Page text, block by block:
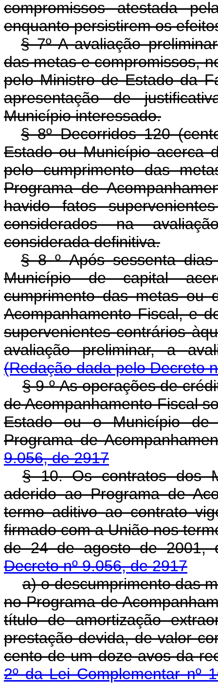
compromissos atestada
enquanto persistirem os
§ 7º A avaliação
das metas e compromissos,
pelo Ministro de Estado da
apresentação de
Município interessado.
§ 8º Decorridos 120
Estado ou Município acerca
pelo cumprimento das
Programa de
havido fatos
considerados na
considerada definitiva.
§ 8ºApós sessenta
Município de capital
cumprimento das metas ou
Acompanhamento Fiscal, e
supervenientes contrários
avaliação preliminar, a
(Redação dada pelo Decreto
§ 9ºAs operações de
de Acompanhamento Fiscal
Estado ou o Município de
Programa de
9.056, de 2917
§ 10. Os contratos dos
aderido ao Programa de
termo aditivo ao contrato
firmado com a União nos
de 24 de agosto de 2001,
Decreto nº 9.056, de 2917
a) o descumprimento das
no Programa de
título de amortização
prestação devida, de valor
cento de um doze avos da
2º da Lei Complementar